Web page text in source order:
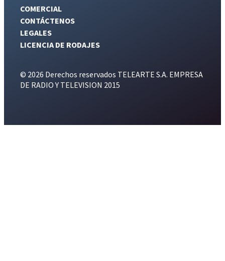
COMERCIAL
CONTÁCTENOS
LEGALES
LICENCIA DE RODAJES
© 2026 Derechos reservados TELEARTE S.A. EMPRESA
DE RADIO Y TELEVISION 2015